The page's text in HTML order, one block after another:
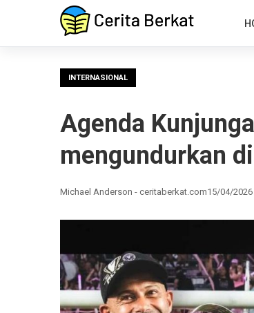
INTERNASIONAL
Agenda
mengundurkan
Michael Anderson - ceritaberkat.com15/04/2026